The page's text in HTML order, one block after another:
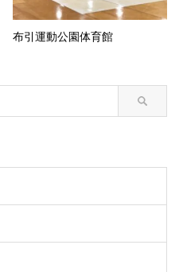
布引運動公園体育館